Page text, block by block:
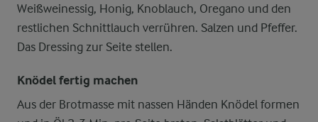
Weißweinessig, Honig, Knoblauch, Oregano und den
restlichen Schnittlauch verrühren. Salzen und Pfeffer.
Das Dressing zur Seite stellen.
Knödel fertig machen
Aus der Brotmasse mit nassen Händen Knödel formen